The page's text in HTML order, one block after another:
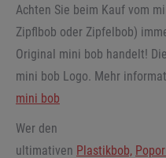
Achten Sie beim Kauf vom
Zipflbob oder Zipfelbob)
Original mini bob handelt!
mini bob Logo. Mehr
mini bob
Wer den
ultimativen Plastikbob,